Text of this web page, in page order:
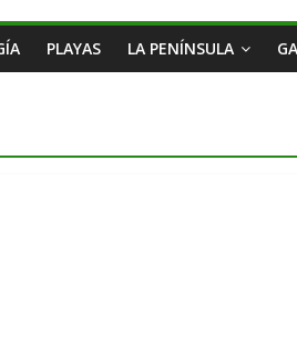
PLAYAS LA PENÍNSULA